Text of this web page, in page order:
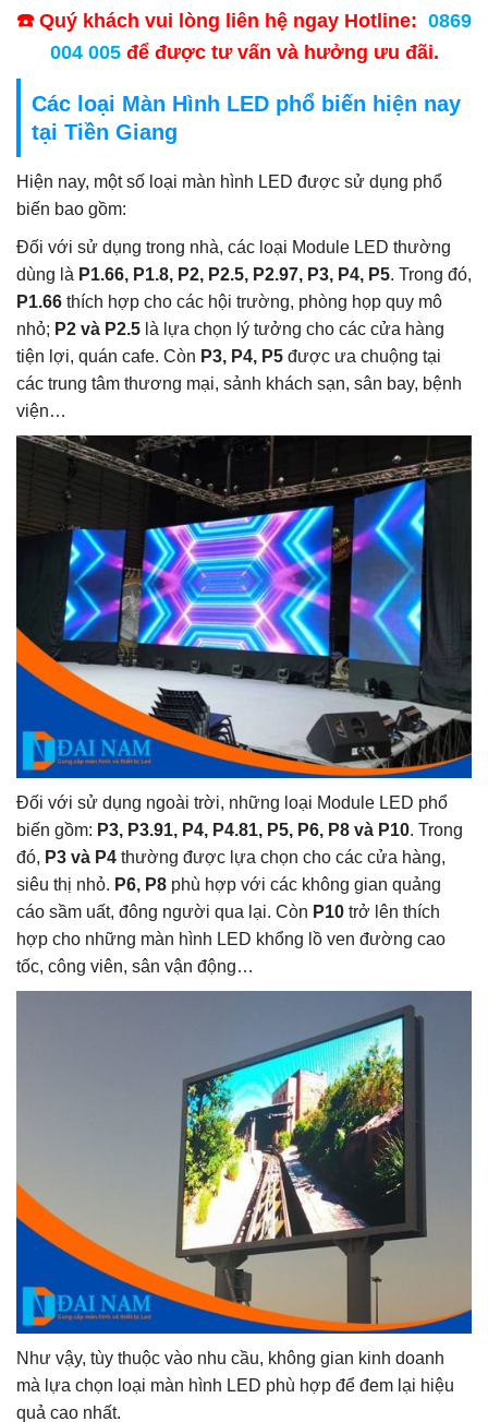
☎️ Quý khách vui lòng liên hệ ngay Hotline: 0869
004 005để được tư vấn và hưởng ưu đãi.
Các loại Màn Hình LED phổ biến hiện nay
tại Tiền Giang
Hiện nay, một số loại màn hình LED được sử dụng phổ
biến bao gồm:
Đối với sử dụng trong nhà, các loại Module LED thường
dùng là P1.66, P1.8, P2, P2.5, P2.97, P3, P4, P5. Trong đó,
P1.66 thích hợp cho các hội trường, phòng họp quy mô
nhỏ; P2 và P2.5 là lựa chọn lý tưởng cho các cửa hàng
tiện lợi, quán cafe. Còn P3, P4, P5 được ưa chuộng tại
các trung tâm thương mại, sảnh khách sạn, sân bay, bệnh
viện…
Đối với sử dụng ngoài trời, những loại Module LED phổ
biến gồm: P3, P3.91, P4, P4.81, P5, P6, P8 và P10. Trong
đó, P3 và P4 thường được lựa chọn cho các cửa hàng,
siêu thị nhỏ. P6, P8 phù hợp với các không gian quảng
cáo sầm uất, đông người qua lại. Còn P10 trở lên thích
hợp cho những màn hình LED khổng lồ ven đường cao
tốc, công viên, sân vận động…
Như vậy, tùy thuộc vào nhu cầu, không gian kinh doanh
mà lựa chọn loại màn hình LED phù hợp để đem lại hiệu
quả cao nhất.